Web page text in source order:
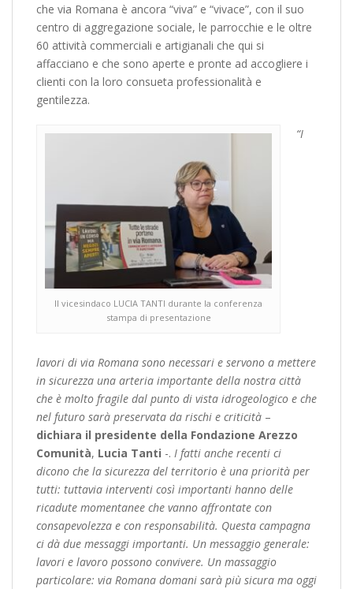
che via Romana è ancora “viva” e “vivace”, con il suo
centro di aggregazione sociale, le parrocchie e le oltre
60 attività commerciali e artigianali che qui si
affacciano e che sono aperte e pronte ad accogliere i
clienti con la loro consueta professionalità e
gentilezza.
Il vicesindaco LUCIA TANTI durante la conferenza
stampa di presentazione
“I
lavori di via Romana sono necessari e servono a mettere
in sicurezza una arteria importante della nostra città
che è molto fragile dal punto di vista idrogeologico e che
nel futuro sarà preservata da rischi e criticità –
dichiara il presidente della Fondazione Arezzo
Comunità, Lucia Tanti -. I fatti anche recenti ci
dicono che la sicurezza del territorio è una priorità per
tutti: tuttavia interventi così importanti hanno delle
ricadute momentanee che vanno affrontate con
consapevolezza e con responsabilità. Questa campagna
ci dà due messaggi importanti. Un messaggio generale:
lavori e lavoro possono convivere. Un massaggio
particolare: via Romana domani sarà più sicura ma oggi